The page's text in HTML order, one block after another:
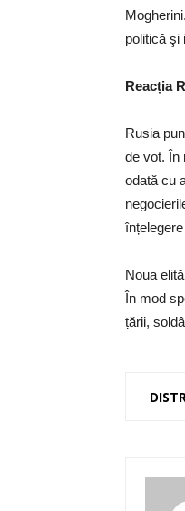
politică şi
Reacția
Rusia
de vot. În
odată cu
Noua
În mod
țării,